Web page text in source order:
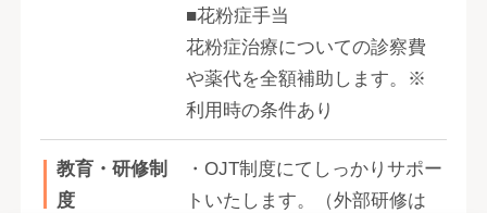
■花粉症手当
花粉症治療についての診察費
や薬代を全額補助します。※
利用時の条件あり
教育・研修制
度
・OJT制度にてしっかりサポー
トいたします。（外部研修は